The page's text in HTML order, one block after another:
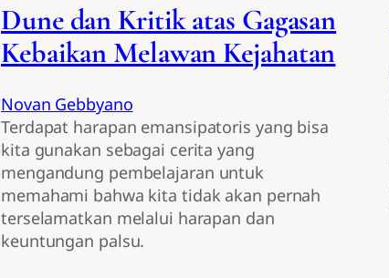
Dune dan Kritik atas Gagasan
Kebaikan Melawan Kejahatan
Novan Gebbyano
Terdapat harapan emansipatoris yang bisa
kita gunakan sebagai cerita yang
mengandung pembelajaran untuk
memahami bahwa kita tidak akan pernah
terselamatkan melalui harapan dan
keuntungan palsu.